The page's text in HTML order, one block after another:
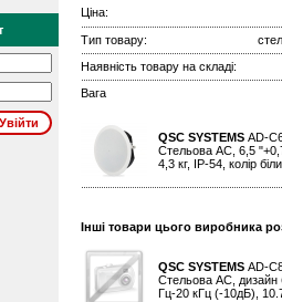
Ціна:
Тип товару:
Наявність товару на складі:
Вага
QSC SYSTEMS AD-
Стельова АС, 6,5
4,3 кг, IP-54, колір
Інші товари цього виробника
QSC SYSTEMS AD-
Стельова АС, дизайн
Гц-20 кГц (-10дБ),